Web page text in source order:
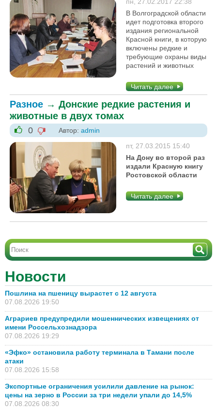
В Волгоградской области
идет подготовка второго
издания региональной
Красной книги, в которую
включены редкие и
требующие охраны виды
растений и животных
Читать далее
Разное → Донские редкие растения и
животные в двух томах
+1
0
-1
Автор: admin
пт, 27.03.2015 15:40
На Дону во второй раз
издали Красную книгу
Ростовской области
Читать далее
Новости
Пошлина на пшеницу вырастет с 12 августа
07.08.2026 19:50
Аграриев предупредили мошеннических извещениях от
имени Россельхознадзора
07.08.2026 19:29
«Эфко» остановила работу терминала в Тамани после
атаки
07.08.2026 15:58
Экспортные ограничения усилили давление на рынок:
цены на зерно в России за три недели упали до 14,5%
07.08.2026 08:30